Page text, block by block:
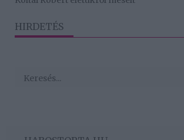
HIRDETÉS